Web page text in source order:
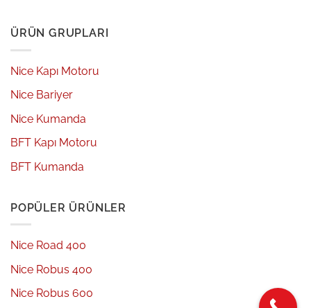
ÜRÜN GRUPLARI
Nice Kapı Motoru
Nice Bariyer
Nice Kumanda
BFT Kapı Motoru
BFT Kumanda
POPÜLER ÜRÜNLER
Nice Road 400
Nice Robus 400
Nice Robus 600